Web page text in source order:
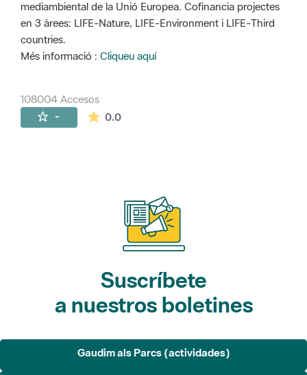
mediambiental de la Unió Europea. Cofinancia projectes
en 3 àrees: LIFE-Nature, LIFE-Environment i LIFE-Third
countries.
Més informació : Cliqueu aquí
108004 Accesos
- 0.0La valoración media es de 0 estrellas de
Suscríbete
a nuestros boletines
Gaudim als Parcs (actividades)